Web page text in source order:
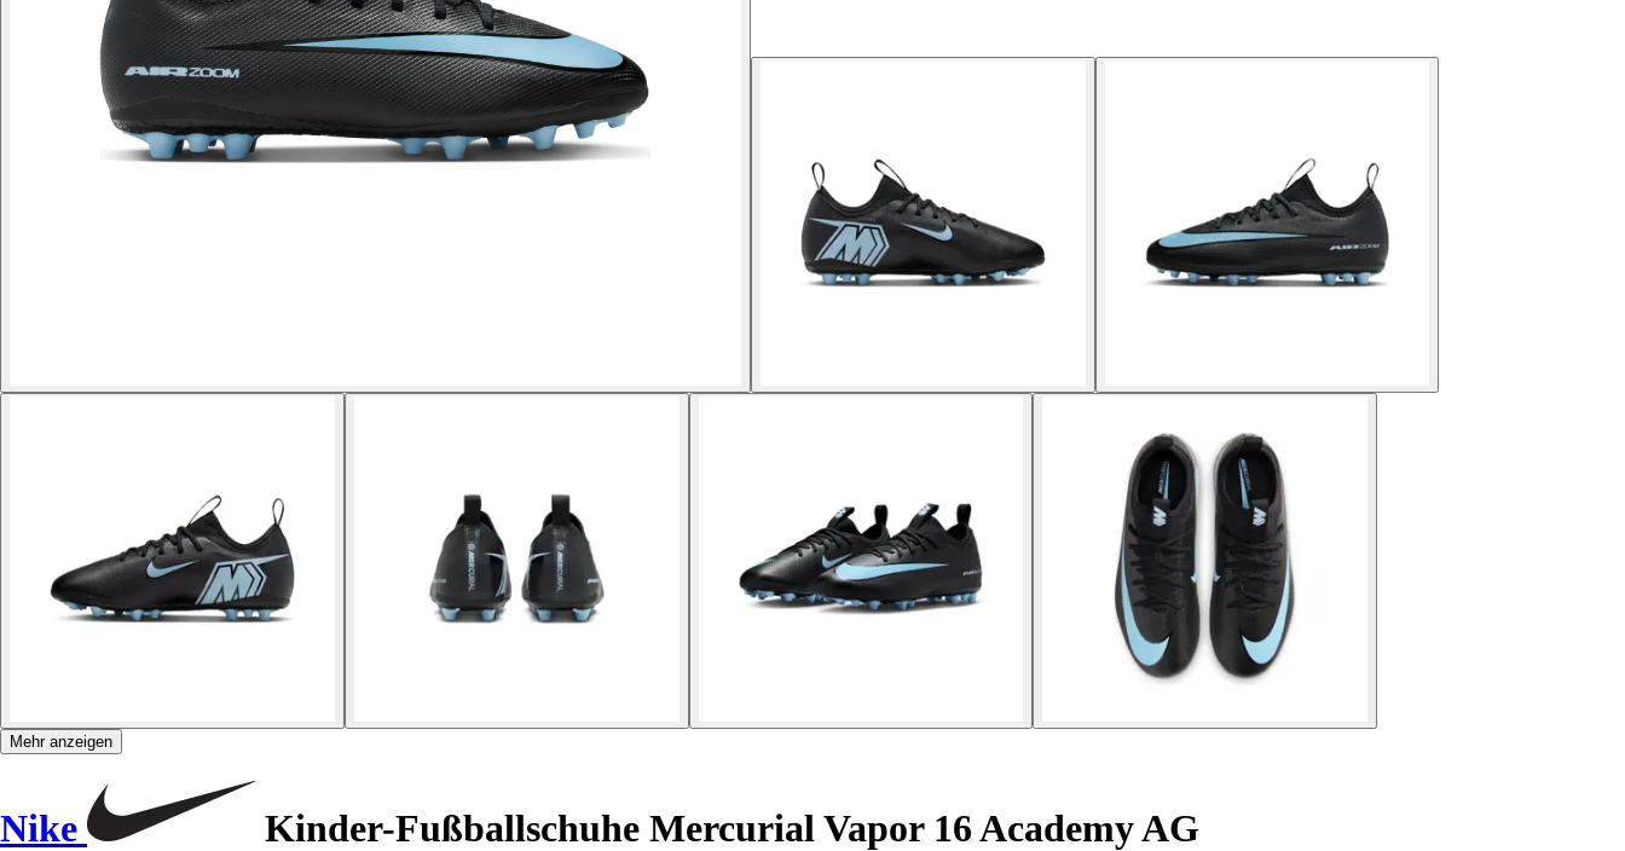
Mehr anzeigen
Nike Kinder-Fußballschuhe Mercurial Vapor 16 Academy AG